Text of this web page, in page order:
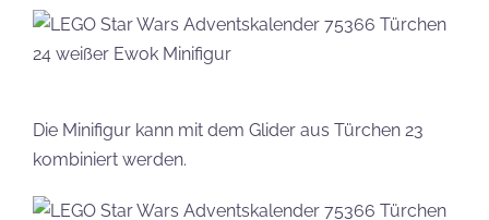
Die Minifigur kann mit dem Glider aus Türchen 23
kombiniert werden.